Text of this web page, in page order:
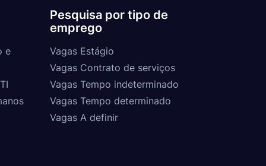
e
Pesquisa por tipo de
emprego
Vagas Estágio
Vagas Contrato de serviços
Vagas Tempo indeterminado
Vagas Tempo determinado
Vagas A definir